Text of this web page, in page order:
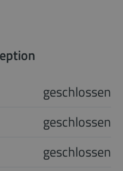
geschlossen
geschlossen
geschlossen